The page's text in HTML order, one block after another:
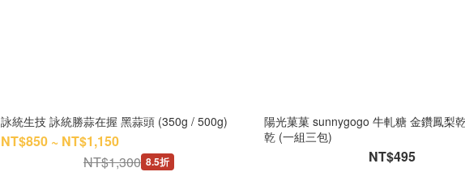
詠統生技 詠統勝蒜在握 黑蒜頭 (350g / 500g)
NT$850 ~ NT$1,150
NT$1,300 8.5折
陽光菓菓 sunnygogo 牛軋糖 金鑽鳳梨
乾 (一組三包)
NT$495